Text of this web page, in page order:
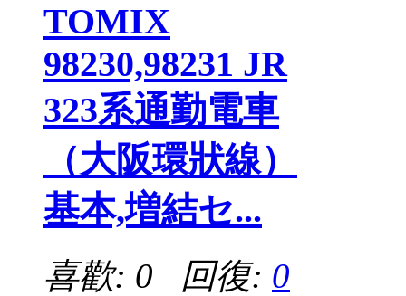
TOMIX
98230,98231 JR
323系通勤電車
（大阪環狀線）
基本,増結セ...
喜歡: 0 回復: 0